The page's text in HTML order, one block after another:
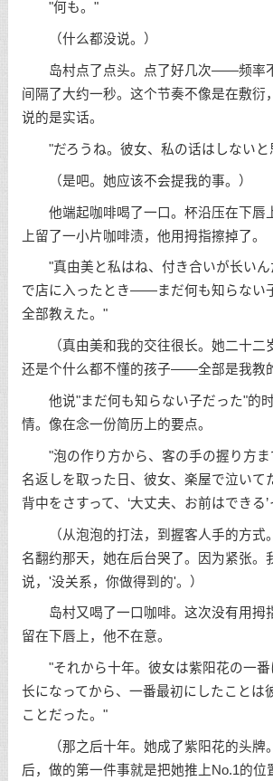
"何も。"
（什么都没说。）
岛村点了点头。点了好几次——频率不
间隔了大约一秒。这个节奏不像是在敷衍
说的是实话。
"だろうね。彼女、私の话はしないと
（是吧。她应该不会提我的事。）
他端起咖啡喝了一口。杯沿压在下唇
上留了一小片咖啡渍，他用拇指擦掉了。
"真由美と私はね、付き合いが长いん
で店に入ったとき——まだ何も知らな
全部教えた。"
（真由美和我的交往很长。她二十二
还是个什么都不懂的孩子——全部是我教
他说"まだ何も知らない子だった"的时
情。像在念一份简历上的要点。
"泡の作り方から、客の手の握り方ま
名返しを取った日、彼女、楽屋で泣いて
背中をさすって、‘大丈夫、お前はできる
（从泡泡的打法，到握客人手的方式
名翻约那天，她在后台哭了。因为紧张。
说，'没关系，你做得到的'。）
岛村又喝了一口咖啡。这次没有用拇
留在下唇上，他不在意。
"それから十年。彼女は紫阳花の一番
长になってから、一番最初にしたことは
ことだった。"
（那之后十年。她成了紫阳花的头牌
后，做的第一件事就是把她推上No.1的位